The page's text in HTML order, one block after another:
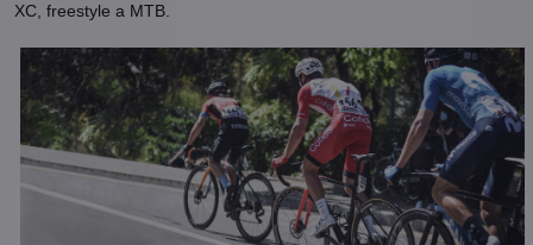
XC, freestyle a MTB.